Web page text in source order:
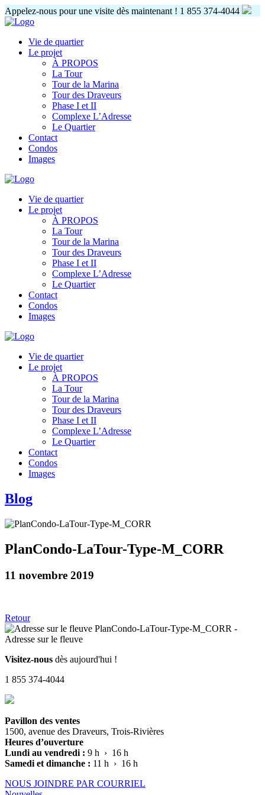
Appelez-nous pour une visite dès maintenant ! 1 855 374-4044
Vie de quartier
Le projet
À PROPOS
La Tour
Tour de la Marina
Tour des Draveurs
Phase I et II
Complexe L’Adresse
Le Quartier
Contact
Condos
Images
Vie de quartier
Le projet
À PROPOS
La Tour
Tour de la Marina
Tour des Draveurs
Phase I et II
Complexe L’Adresse
Le Quartier
Contact
Condos
Images
Vie de quartier
Le projet
À PROPOS
La Tour
Tour de la Marina
Tour des Draveurs
Phase I et II
Complexe L’Adresse
Le Quartier
Contact
Condos
Images
Blog
PlanCondo-LaTour-Type-M_CORR
11 novembre 2019
Retour
Visitez-nous dès aujourd'hui !
1 855 374-4044
Pavillon des ventes
1500, avenue des Draveurs, Trois-Rivières
Heures d’ouverture
Lundi au vendredi : 9 h › 16 h
Samedi et dimanche : 11 h › 16 h
NOUS JOINDRE PAR COURRIEL